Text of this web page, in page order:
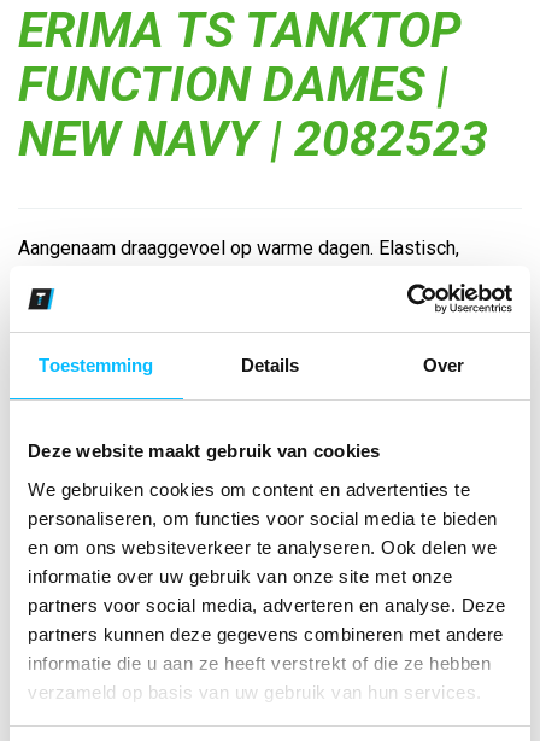
Toestemming Details Over
Deze website maakt gebruik van cookies
We gebruiken cookies om content en advertenties te
personaliseren, om functies voor social media te bieden
en om ons websiteverkeer te analyseren. Ook delen we
informatie over uw gebruik van onze site met onze
partners voor social media, adverteren en analyse. Deze
partners kunnen deze gegevens combineren met andere
informatie die u aan ze heeft verstrekt of die ze hebben
verzameld op basis van uw gebruik van hun services.
ERIMA TS TANKTOP
FUNCTION DAMES |
NEW NAVY | 2082523
Aangenaam draaggevoel op warme dagen. Elastisch,
ronde hals...
Bekijk andere kleuren
Maat
Aantal
*Gratis verzending vanaf €150,- exclusief BTW
Kies kleur/maat